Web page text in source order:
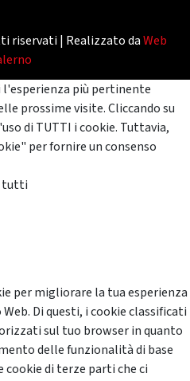
riservati | Realizzato daWeb
più pertinente
prossime visite. Cliccando su
di TUTTI i cookie. Tuttavia,
per fornire un consenso
tutti
per migliorare la tua esperienza
Di questi, i cookie classificati
sul tuo browser in quanto
delle funzionalità di base
di terze parti che ci